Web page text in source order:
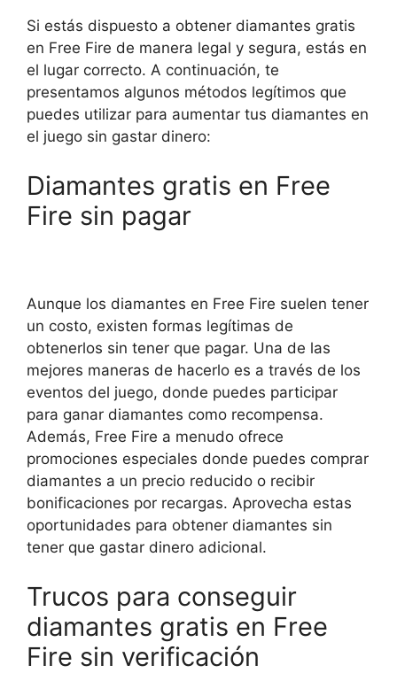
Si estás dispuesto a obtener diamantes gratis
en Free Fire de manera legal y segura, estás en
el lugar correcto. A continuación, te
presentamos algunos métodos legítimos que
puedes utilizar para aumentar tus diamantes en
el juego sin gastar dinero:
Diamantes gratis en Free
Fire sin pagar
Aunque los diamantes en Free Fire suelen tener
un costo, existen formas legítimas de
obtenerlos sin tener que pagar. Una de las
mejores maneras de hacerlo es a través de los
eventos del juego, donde puedes participar
para ganar diamantes como recompensa.
Además, Free Fire a menudo ofrece
promociones especiales donde puedes comprar
diamantes a un precio reducido o recibir
bonificaciones por recargas. Aprovecha estas
oportunidades para obtener diamantes sin
tener que gastar dinero adicional.
Trucos para conseguir
diamantes gratis en Free
Fire sin verificación